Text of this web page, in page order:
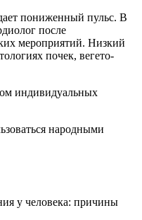
пониженный пульс. В
после
мероприятий. Низкий
почек, вегето-
индивидуальных
народными